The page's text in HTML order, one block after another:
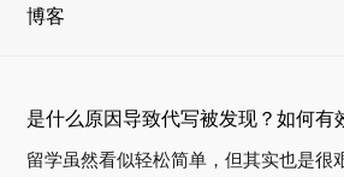
博客
是什么原因导致代写被发现？如何有
留学虽然看似轻松简单，但其实也是很